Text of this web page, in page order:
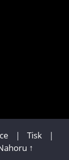
| Tisk
|
↑